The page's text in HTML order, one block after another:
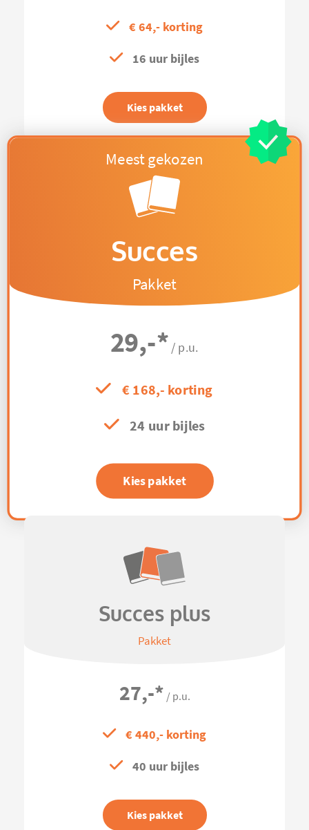
€ 64,- korting
16 uur bijles
Kies pakket
Succes
Pakket
29,-* / p.u.
€ 168,- korting
24 uur bijles
Kies pakket
Succes plus
Pakket
27,-* / p.u.
€ 440,- korting
40 uur bijles
Kies pakket